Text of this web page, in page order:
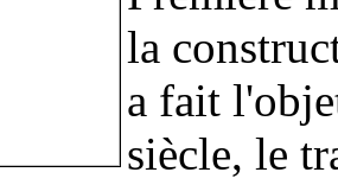
la
a fait
siècle, le